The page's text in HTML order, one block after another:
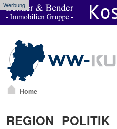
Werbung
Home
REGION POLITIK